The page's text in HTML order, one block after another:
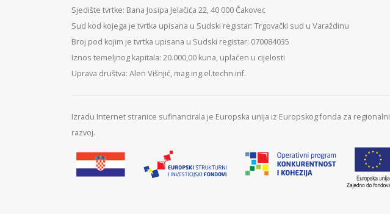
Sjedište tvrtke: Bana Josipa Jelačića 22, 40 000 Čakovec
Sud kod kojega je tvrtka upisana u Sudski registar: Trgovački sud u Varaždinu
Broj pod kojim je tvrtka upisana u Sudski registar: 070084035
Iznos temeljnog kapitala: 20.000,00 kuna, uplaćen u cijelosti
Uprava društva: Alen Višnjić, mag.ing.el.techn.inf.
Izradu Internet stranice sufinancirala je Europska unija iz Europskog fonda za regionalni
razvoj.